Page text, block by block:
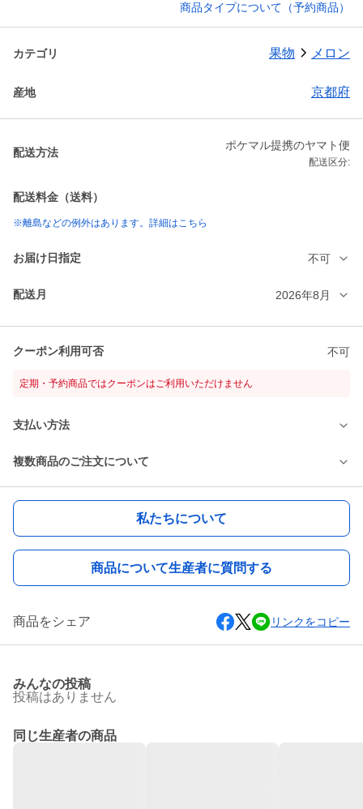
商品タイプについて（予約商品）
カテゴリ 果物 メロン
産地 京都府
配送方法
ポケマル提携のヤマト便
配送区分:
配送料金（送料）
※離島などの例外はあります。詳細はこちら
お届け日指定 不可
配送月 2026年8月
クーポン利用可否 不可
定期・予約商品ではクーポンはご利用いただけません
支払い方法
複数商品のご注文について
私たちについて
商品について生産者に質問する
商品をシェア リンクをコピー
みんなの投稿
投稿はありません
同じ生産者の商品